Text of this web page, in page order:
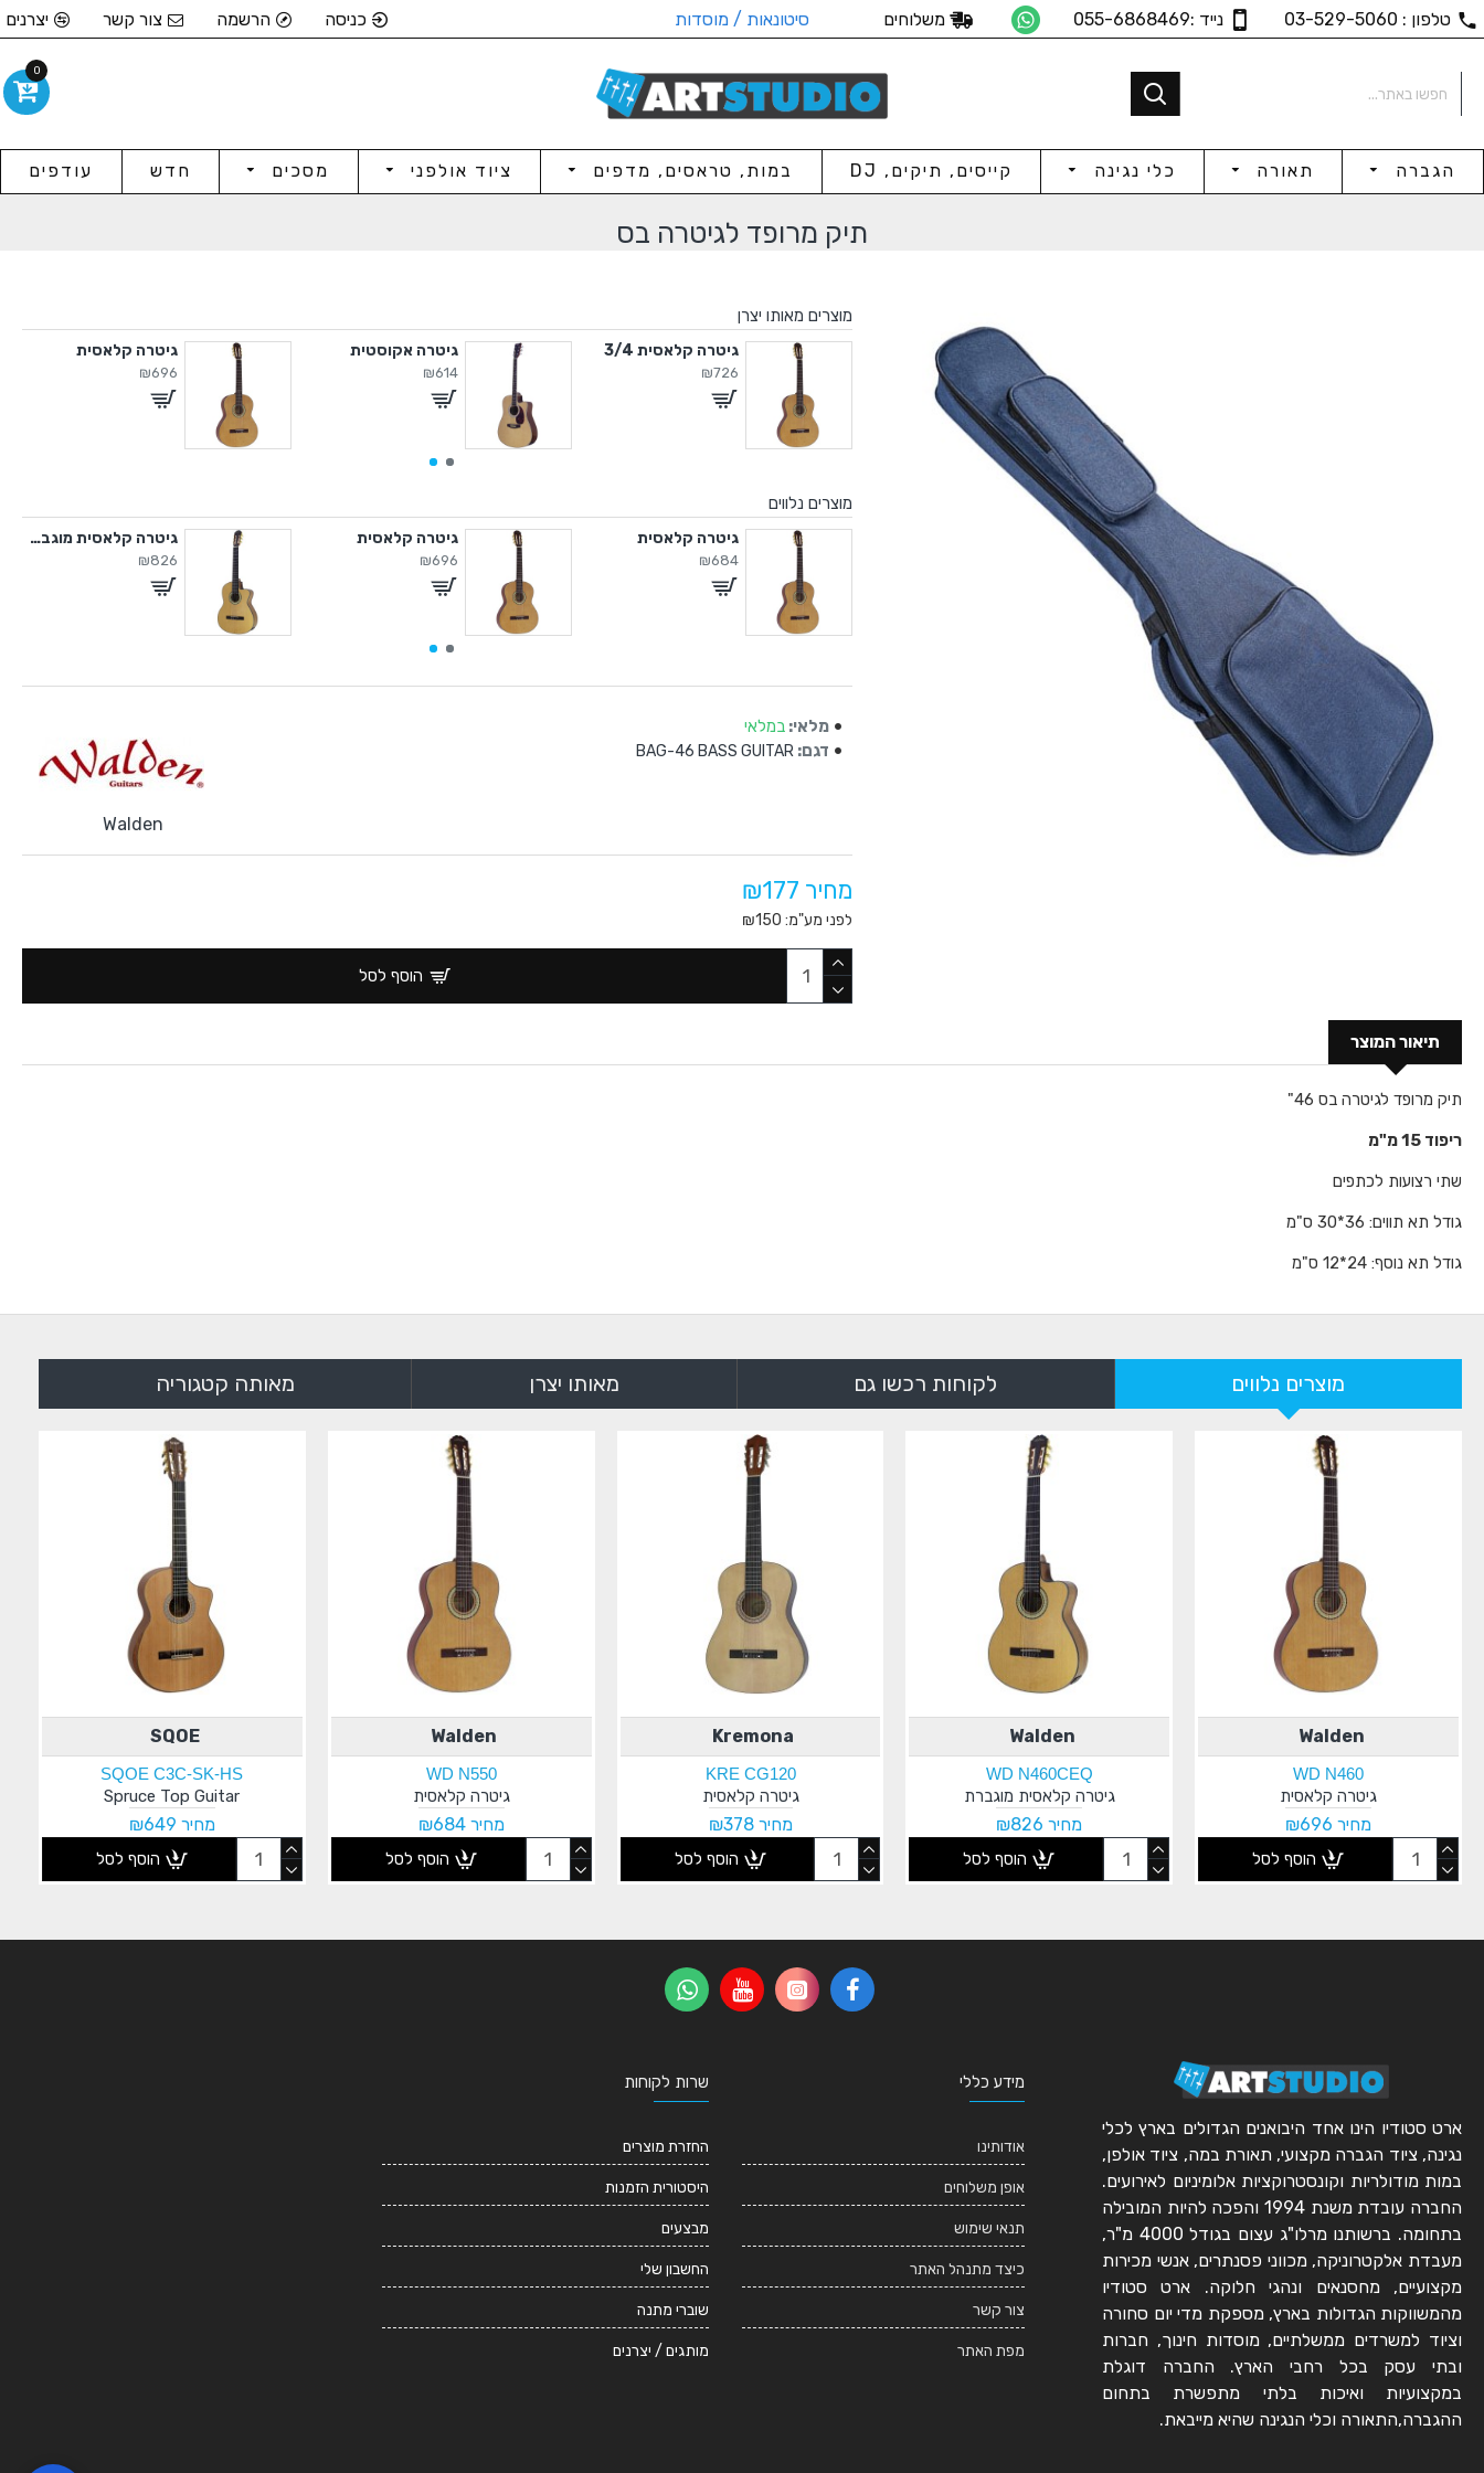
טלפון : 03-529-5060 נייד :055-6868469 משלוחים סיטונאות / מוסדות כניסה הרשמה צור קשר יצרנים
הגברה תאורה כלי נגינה קייסים, תיקים, DJ במות, טראסים, מדפים ציוד אולפני מסכים חדש עודפים
תיק מרופד לגיטרה בס
מוצרים מאותו יצרן
גיטרה קלאסית גיטרה קלאסית 3/4
₪726
גיטרה אקוסטית
₪614
גיטרה קלאסית
₪696
מוצרים נלווים
₪826
גיטרה קלאסית
₪684
גיטרה קלאסית
₪696
גיטרה קלאסית מוגברת
₪826
מלאי: במלאי
דגם: BAG-46 BASS GUITAR
Walden
מחיר ₪177
לפני מע"מ: ₪150
הוסף לסל
תיאור המוצר
תיק מרופד לגיטרה בס 46"
ריפוד 15 מ"מ
שתי רצועות לכתפים
גודל תא תווים: 36*30 ס"מ
גודל תא נוסף: 24*12 ס"מ
מוצרים נלווים לקוחות רכשו גם מאותו יצרן מאותה קטגוריה
Walden
WD N460
גיטרה קלאסית
מחיר ₪696
הוסף לסל
Walden
WD N460CEQ
גיטרה קלאסית מוגברת
מחיר ₪826
הוסף לסל
Kremona
KRE CG120
גיטרה קלאסית
מחיר ₪378
הוסף לסל
Walden
WD N550
גיטרה קלאסית
מחיר ₪684
הוסף לסל
SQOE
SQOE C3C-SK-HS
Spruce Top Guitar
מחיר ₪649
הוסף לסל
ארט סטודיו הינו אחד היבואנים הגדולים בארץ לכלי
נגינה, ציוד הגברה מקצועי, תאורת במה, ציוד אולפן,
במות מודולריות וקונסטרוקציות אלומיניום לאירועים.
החברה עובדת משנת 1994 והפכה להיות המובילה
בתחומה. ברשותנו מרלו"ג עצום בגודל 4000 מ"ר,
מעבדת אלקטרוניקה, מכווני פסנתרים, אנשי מכירות
מקצועיים, מחסנאים ונהגי חלוקה. ארט סטודיו
מהמשווקות הגדולות בארץ, מספקת מדי יום סחורה
וציוד למשרדים ממשלתיים, מוסדות חינוך, חברות
ובתי עסק בכל רחבי הארץ. החברה דוגלת
במקצועיות ואיכות בלתי מתפשרת בתחום
ההגברה,התאורה וכלי הנגינה שהיא מייבאת.
מידע כללי
אודותינו
אופן משלוחים
תנאי שימוש
כיצד מתנהל האתר
צור קשר
מפת האתר
שרות לקוחות
החזרת מוצרים
היסטורית הזמנות
מבצעים
החשבון שלי
שוברי מתנה
מותגים / יצרנים
0